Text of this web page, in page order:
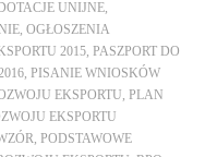
UNIJNE,
,OGŁOSZENIA
2015, PASZPORT DO
, PISANIE WNIOSKÓW
EKSPORTU, PLAN
EKSPORTU
, PODSTAWOWE